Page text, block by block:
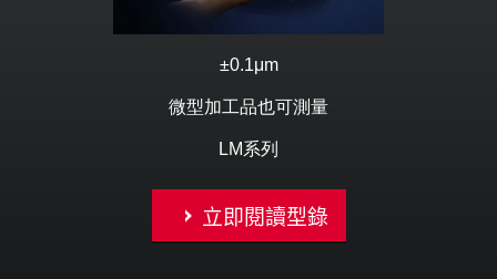
±0.1μm
微型加工品也可測量
LM系列
立即閱讀型錄